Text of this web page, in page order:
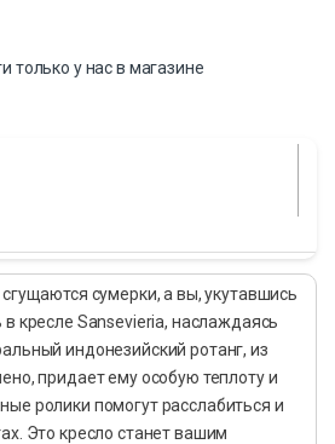
только у нас в магазине
сумерки, а вы, укутавшись
в кресле Sansevieria, наслаждаясь
индонезийский ротанг, из
придает ему особую теплоту и
ролики помогут расслабиться и
Это кресло станет вашим